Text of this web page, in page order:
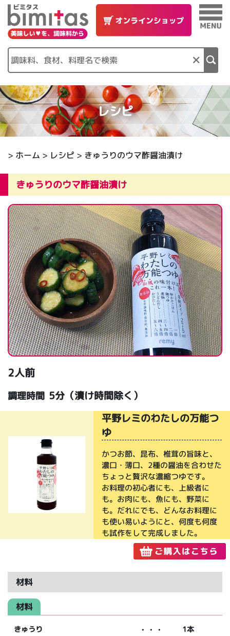
×
レシピ
> ホーム > レシピ > きゅうりのウマ酢醤油漬け
きゅうりのウマ酢醤油漬け
2人前
調理時間 5分（漬け時間除く）
平野レミのわたしの万能つ
ゆ
かつお節、昆布、椎茸の旨味と、
濃口・薄口、2種の醤油を合わせた
ちょっと贅沢な濃縮つゆです。
お料理の初心者にも、上級者に
も。お肉にも、魚にも、野菜に
も。だれにでも、どんなお料理に
も使い易いようにと、何度も何度
も試作をして完成しました。
材料
材料
きゅうり ・・・
1本